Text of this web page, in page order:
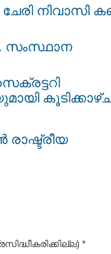
നിവാസി
സംസ്ഥാന
*